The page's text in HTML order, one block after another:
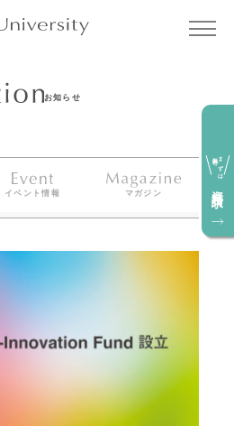
お知らせ
イベント情報 マガジン
まずは
無料で